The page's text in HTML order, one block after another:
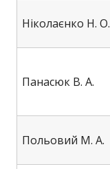
Ніколаєнко Н. О.
Панасюк В. А.
Польовий М. А.